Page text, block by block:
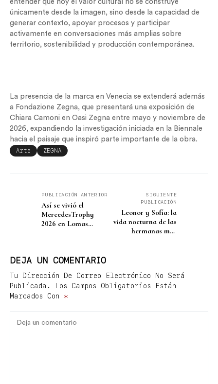
entender que hoy el valor cultural no se construye
únicamente desde la imagen, sino desde la capacidad de
generar contexto, apoyar procesos y participar
activamente en conversaciones más amplias sobre
territorio, sostenibilidad y producción contemporánea.
La presencia de la marca en Venecia se extenderá además
a Fondazione Zegna, que presentará una exposición de
Chiara Camoni en Oasi Zegna entre mayo y noviembre de
2026, expandiendo la investigación iniciada en la Biennale
hacia el paisaje que inspiró parte importante de la obra.
Arte ZEGNA
PUBLICACIÓN ANTERIOR
Así se vivió el
MercedesTrophy
2026 en Lomas
SIGUIENTE
PUBLICACIÓN
Leonor y Sofía: la
vida nocturna de las
hermanas más
DEJA UN COMENTARIO
Tu Dirección De Correo Electrónico No Será
Publicada.
Los Campos Obligatorios Están
Marcados Con *